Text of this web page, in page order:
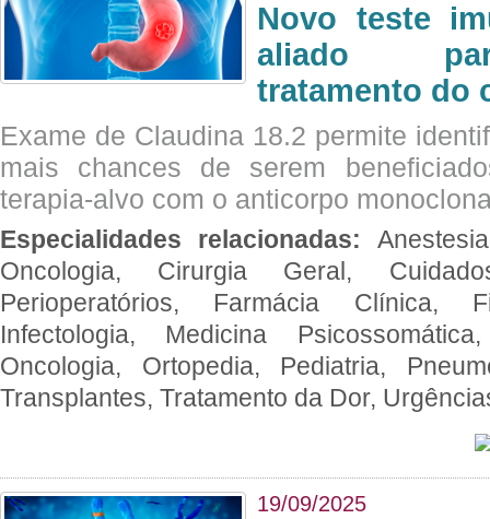
Novo teste
aliado
tratamento do
Exame de Claudina 18.2 permite
mais chances de serem
terapia-alvo com o anticorpo
Especialidades relacionadas:
Oncologia, Cirurgia Geral,
Perioperatórios, Farmácia Clínica,
Infectologia, Medicina
Oncologia, Ortopedia, Pediatria,
Transplantes, Tratamento da Dor,
19/09/2025